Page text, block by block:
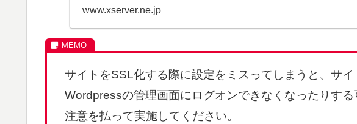
www.xserver.ne.jp
サイトをSSL化する際に設定をミスってしまうと、サイ
Wordpressの管理画面にログオンできなくなったりす
注意を払って実施してください。